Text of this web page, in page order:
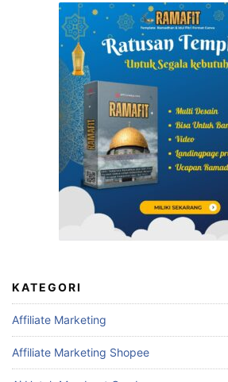
KATEGORI
Affiliate Marketing
Affiliate Marketing Shopee
Ai Untuk Membuat Gambar
Bagaimana Cara Kerja Affiliate Marketing
Belajar Youtube
Camtasia Mastery